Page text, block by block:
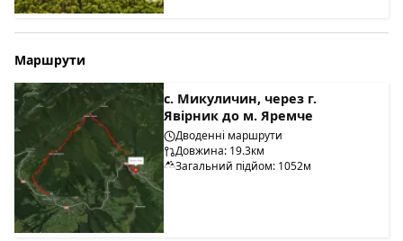
Маршрути
с. Микуличин, через г.
Явірник до м. Яремче
Дводенні маршрути
Довжина: 19.3км
Загальний підйом: 1052м